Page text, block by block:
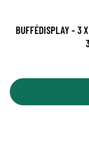
BUFFÉDISPLAY - 3